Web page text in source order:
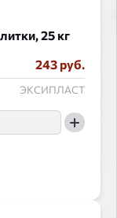
25 кг
243 руб.
ЭКСИПЛАСТ